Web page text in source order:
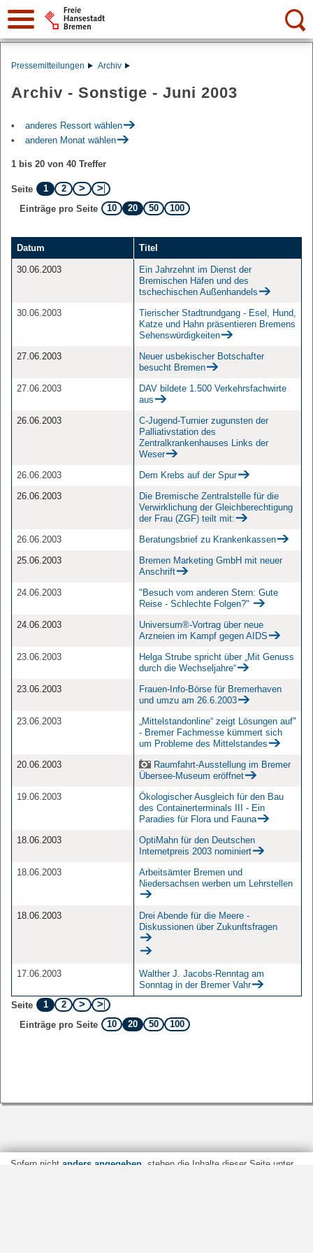
Suche:
Pressemitteilungen Archiv
Archiv - Sonstige - Juni 2003
anderes Ressort wählen
anderen Monat wählen
1 bis 20 von 40 Treffer
Seite 1
2
Einträge pro Seite
10 20 50 100
Datum Titel
30.06.2003
Ein Jahrzehnt im Dienst der
Bremischen Häfen und des
tschechischen Außenhandels
30.06.2003
Tierischer Stadtrundgang - Esel, Hund,
Katze und Hahn präsentieren Bremens
Sehenswürdigkeiten
27.06.2003
Neuer usbekischer Botschafter
besucht Bremen
27.06.2003
DAV bildete 1.500 Verkehrsfachwirte
aus
26.06.2003
C-Jugend-Turnier zugunsten der
Palliativstation des
Zentralkrankenhauses Links der
Weser
26.06.2003
Dem Krebs auf der Spur
26.06.2003
Die Bremische Zentralstelle für die
Verwirklichung der Gleichberechtigung
der Frau (ZGF) teilt mit:
26.06.2003
Beratungsbrief zu Krankenkassen
25.06.2003
Bremen Marketing GmbH mit neuer
Anschrift
24.06.2003
"Besuch vom anderen Stern: Gute
Reise - Schlechte Folgen?"
24.06.2003
Universum®-Vortrag über neue
Arzneien im Kampf gegen AIDS
23.06.2003
Helga Strube spricht über „Mit Genuss
durch die Wechseljahre“
23.06.2003
Frauen-Info-Börse für Bremerhaven
und umzu am 26.6.2003
23.06.2003
„Mittelstandonline“ zeigt Lösungen auf"
- Bremer Fachmesse kümmert sich
um Probleme des Mittelstandes
20.06.2003
Raumfahrt-Ausstellung im Bremer
Übersee-Museum eröffnet
19.06.2003
Ökologischer Ausgleich für den Bau
des Containerterminals III - Ein
Paradies für Flora und Fauna
18.06.2003
OptiMahn für den Deutschen
Internetpreis 2003 nominiert
18.06.2003
Arbeitsämter Bremen und
Niedersachsen werben um Lehrstellen
18.06.2003
Drei Abende für die Meere -
Diskussionen über Zukunftsfragen
17.06.2003
Walther J. Jacobs-Renntag am
Sonntag in der Bremer Vahr
Seite
1
2
Einträge pro Seite
10 20 50 100
Sofern nicht anders angegeben , stehen die Inhalte dieser Seite unter